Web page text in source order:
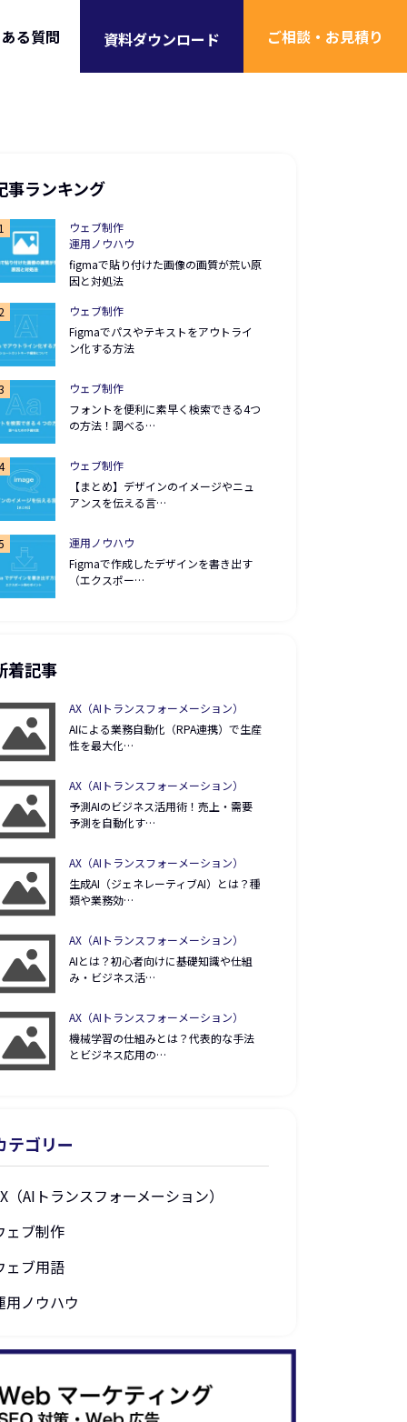
る質問 資料ダウンロード ご相談・お見積り
事ランキング
ウェブ制作
運用ノウハウ
figmaで貼り付けた画像の画質が荒い原
因と対処法
ウェブ制作
Figmaでパスやテキストをアウトライ
ン化する方法
ウェブ制作
フォントを便利に素早く検索できる4つ
の方法！調べる…
ウェブ制作
【まとめ】デザインのイメージやニュ
アンスを伝える言…
運用ノウハウ
Figmaで作成したデザインを書き出す
（エクスポー…
着記事
AX（AIトランスフォーメーション）
AIによる業務自動化（RPA連携）で生産
性を最大化…
AX（AIトランスフォーメーション）
予測AIのビジネス活用術！売上・需要
予測を自動化す…
AX（AIトランスフォーメーション）
生成AI（ジェネレーティブAI）とは？種
類や業務効…
AX（AIトランスフォーメーション）
AIとは？初心者向けに基礎知識や仕組
み・ビジネス活…
AX（AIトランスフォーメーション）
機械学習の仕組みとは？代表的な手法
とビジネス応用の…
テゴリー
（AIトランスフォーメーション）
ェブ制作
ェブ用語
用ノウハウ